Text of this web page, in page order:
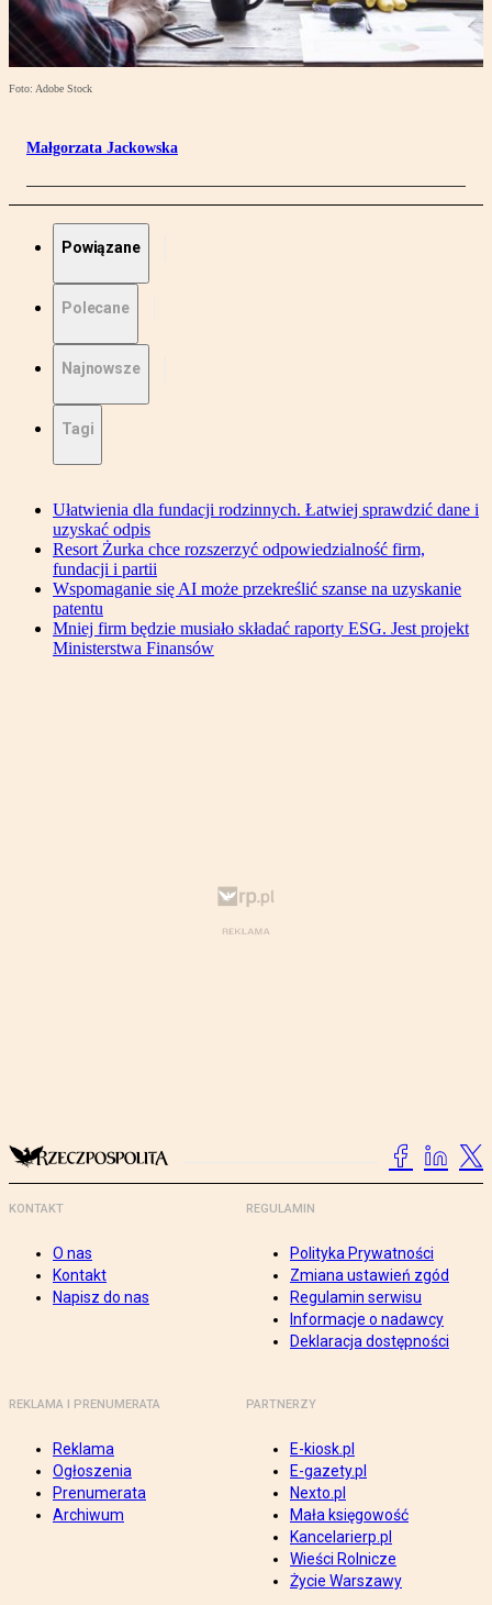
Foto: Adobe Stock
Małgorzata Jackowska
Powiązane
Polecane
Najnowsze
Tagi
Ułatwienia dla fundacji rodzinnych. Łatwiej sprawdzić dane i
uzyskać odpis
Resort Żurka chce rozszerzyć odpowiedzialność firm,
fundacji i partii
Wspomaganie się AI może przekreślić szanse na uzyskanie
patentu
Mniej firm będzie musiało składać raporty ESG. Jest projekt
Ministerstwa Finansów
KONTAKT
O nas
Kontakt
Napisz do nas
REGULAMIN
Polityka Prywatności
Zmiana ustawień zgód
Regulamin serwisu
Informacje o nadawcy
Deklaracja dostępności
REKLAMA I PRENUMERATA
Reklama
Ogłoszenia
Prenumerata
Archiwum
PARTNERZY
E-kiosk.pl
E-gazety.pl
Nexto.pl
Mała księgowość
Kancelarierp.pl
Wieści Rolnicze
Życie Warszawy